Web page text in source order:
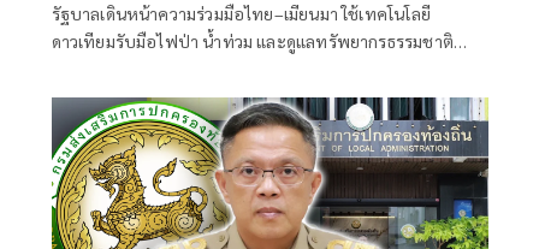
รัฐบาลเดินหน้าความร่วมมือไทย–เมียนมา ใช้เทคโนโลยี
ดาวเทียมรับมือไฟป่า น้ำท่วม และดูแลทรัพยากรธรรมชาติ